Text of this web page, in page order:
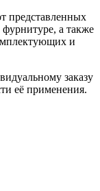
представленных
фурнитуре, а также
и
заказу
её применения.